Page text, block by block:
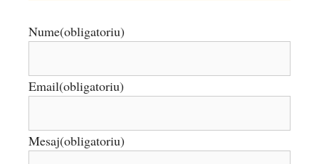
Nume(obligatoriu)
Email(obligatoriu)
Mesaj(obligatoriu)